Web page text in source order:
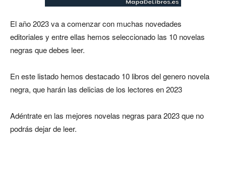
El año 2023 va a comenzar con muchas novedades
editoriales y entre ellas hemos seleccionado las 10 novelas
negras que debes leer.
En este listado hemos destacado 10 libros del genero novela
negra, que harán las delicias de los lectores en 2023
Adéntrate en las mejores novelas negras para 2023 que no
podrás dejar de leer.